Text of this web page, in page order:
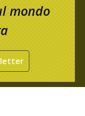
mondo